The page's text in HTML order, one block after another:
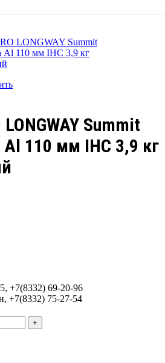
Summit
110 мм IHC 3,9 кг
+7(8332) 69-20-96
+7(8332) 75-27-54